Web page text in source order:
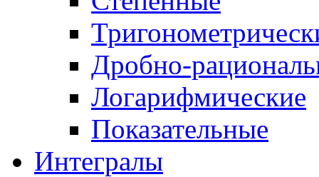
Дробно-
Логарифмические
Показательные
Интегралы